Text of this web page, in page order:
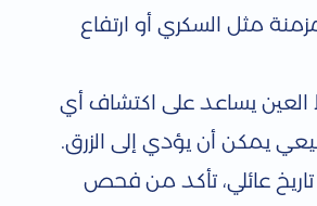
مثل السكري أو ارتفاع
يساعد على اكتشاف أي
يمكن أن يؤدي إلى الزرق.
تاريخ عائلي، تأكد من فحص